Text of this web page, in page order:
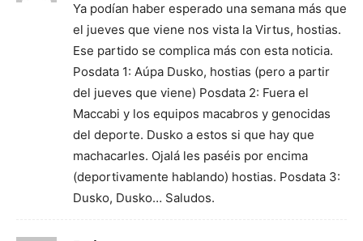
Ya podían haber esperado una semana más que
el jueves que viene nos vista la Virtus, hostias.
Ese partido se complica más con esta noticia.
Posdata 1: Aúpa Dusko, hostias (pero a partir
del jueves que viene) Posdata 2: Fuera el
Maccabi y los equipos macabros y genocidas
del deporte. Dusko a estos si que hay que
machacarles. Ojalá les paséis por encima
(deportivamente hablando) hostias. Posdata 3:
Dusko, Dusko… Saludos.